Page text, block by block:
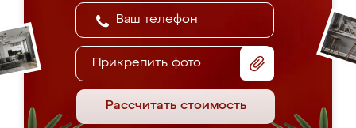
Прикрепить фото
Рассчитать стоимость